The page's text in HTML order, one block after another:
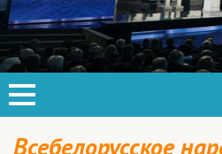
Всебелорусское